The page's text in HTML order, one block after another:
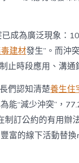
“成
西”，
而
非
“家
庭
戰
場”〉
中
成為廣泛現象：
建材發生”。而沖
止時段應用、溝通
們認知清楚養生住
能“減少沖突”，
制訂公約的有用辦
富的線下活動替換